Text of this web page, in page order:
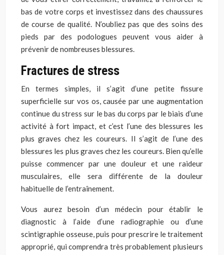
bas de votre corps et investissez dans des chaussures
de course de qualité. N’oubliez pas que des soins des
pieds par des podologues peuvent vous aider à
prévenir de nombreuses blessures.
Fractures de stress
En termes simples, il s’agit d’une petite fissure
superficielle sur vos os, causée par une augmentation
continue du stress sur le bas du corps par le biais d’une
activité à fort impact, et c’est l’une des blessures les
plus graves chez les coureurs. Il s’agit de l’une des
blessures les plus graves chez les coureurs. Bien qu’elle
puisse commencer par une douleur et une raideur
musculaires, elle sera différente de la douleur
habituelle de l’entraînement.
Vous aurez besoin d’un médecin pour établir le
diagnostic à l’aide d’une radiographie ou d’une
scintigraphie osseuse, puis pour prescrire le traitement
approprié, qui comprendra très probablement plusieurs